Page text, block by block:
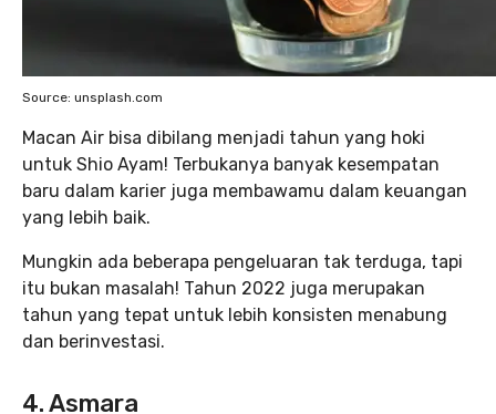
Source: unsplash.com
Macan Air bisa dibilang menjadi tahun yang hoki
untuk Shio Ayam! Terbukanya banyak kesempatan
baru dalam karier juga membawamu dalam keuangan
yang lebih baik.
Mungkin ada beberapa pengeluaran tak terduga, tapi
itu bukan masalah! Tahun 2022 juga merupakan
tahun yang tepat untuk lebih konsisten menabung
dan berinvestasi.
4. Asmara